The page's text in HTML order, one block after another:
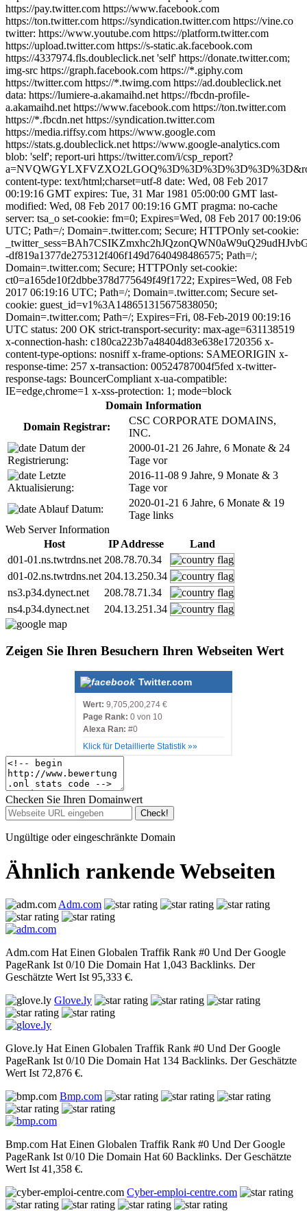
https://pay.twitter.com https://www.facebook.com
https://ton.twitter.com https://syndication.twitter.com https://vine.co
twitter: https://www.youtube.com https://platform.twitter.com
https://upload.twitter.com https://s-static.ak.facebook.com
https://4337974.fls.doubleclick.net 'self' https://donate.twitter.com;
img-src https://graph.facebook.com https://*.giphy.com
https://twitter.com https://*.twimg.com https://ad.doubleclick.net
data: https://lumiere-a.akamaihd.net https://fbcdn-profile-
a.akamaihd.net https://www.facebook.com https://ton.twitter.com
https://*.fbcdn.net https://syndication.twitter.com
https://media.riffsy.com https://www.google.com
https://stats.g.doubleclick.net https://www.google-analytics.com
blob: 'self'; report-uri https://twitter.com/i/csp_report?
content-type: text/html;charset=utf-8 date: Wed, 08 Feb 2017
00:19:16 GMT expires: Tue, 31 Mar 1981 05:00:00 GMT last-
modified: Wed, 08 Feb 2017 00:19:16 GMT pragma: no-cache
server: tsa_o set-cookie: fm=0; Expires=Wed, 08 Feb 2017 00:19:06
UTC; Path=/; Domain=.twitter.com; Secure; HTTPOnly set-cookie:
-df819a1377de275312f406f149d7640498486575; Path=/;
Domain=.twitter.com; Secure; HTTPOnly set-cookie:
ct0=a165de10f2dbbe378d775649f49f1722; Expires=Wed, 08 Feb
2017 06:19:16 UTC; Path=/; Domain=.twitter.com; Secure set-
cookie: guest_id=v1%3A148651315675838050;
Domain=.twitter.com; Path=/; Expires=Fri, 08-Feb-2019 00:19:16
UTC status: 200 OK strict-transport-security: max-age=631138519
x-connection-hash: c180ca223b7a48404d83e638e1720356 x-
content-type-options: nosniff x-frame-options: SAMEORIGIN x-
response-time: 257 x-transaction: 00524787004f5fed x-twitter-
response-tags: BouncerCompliant x-ua-compatible:
IE=edge,chrome=1 x-xss-protection: 1; mode=block
Domain Information
Domain Registrar:
CSC CORPORATE DOMAINS,
INC.
Datum der
Registrierung:
2000-01-21 26 Jahre, 6 Monate & 24
Tage vor
Letzte
Aktualisierung:
2016-11-08 9 Jahre, 9 Monate & 3
Tage vor
Ablauf Datum:
2020-01-21 6 Jahre, 6 Monate & 19
Tage links
Web Server Information
Host
IP Addresse
Land
d01-01.ns.twtrdns.net 208.78.70.34
d01-02.ns.twtrdns.net 204.13.250.34
ns3.p34.dynect.net
208.78.71.34
ns4.p34.dynect.net
204.13.251.34
Zeigen Sie Ihren Besuchern Ihren Webseiten Wert
Twitter.com
Wert: 9,705,200,274 €
Page Rank: 0 von 10
Alexa Ran: #0
Klick für Detaillierte Statistik »»
Checken Sie Ihren Domainwert
Check!
Ungültige oder eingeschränkte Domain
Ähnlich rankende Webseiten
Adm.com
Adm.com Hat Einen Globalen Traffik Rank #0 Und Der Google
PageRank Ist 0/10 Die Domain Hat 1,043 Backlinks. Der
Geschätzte Wert Ist 95,333 €.
Glove.ly
Glove.ly Hat Einen Globalen Traffik Rank #0 Und Der Google
PageRank Ist 0/10 Die Domain Hat 134 Backlinks. Der Geschätzte
Wert Ist 72,876 €.
Bmp.com
Bmp.com Hat Einen Globalen Traffik Rank #0 Und Der Google
PageRank Ist 0/10 Die Domain Hat 60 Backlinks. Der Geschätzte
Wert Ist 41,358 €.
Cyber-emploi-centre.com